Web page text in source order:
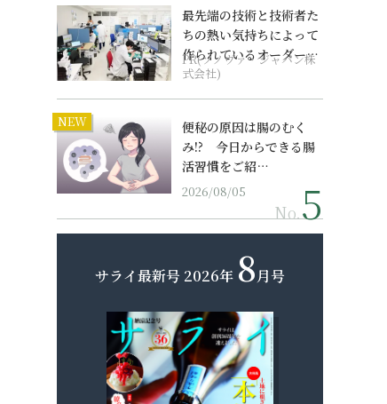
最先端の技術と技術者た
ちの熱い気持ちによって
作られているオーダーメ
イド補聴器
PR(ソノヴァ・ジャパン株
式会社)
NEW
便秘の原因は腸のむく
み!? 今日からできる腸
活習慣をご紹…
2026/08/05
No.
サライ最新号 2026年 8月号